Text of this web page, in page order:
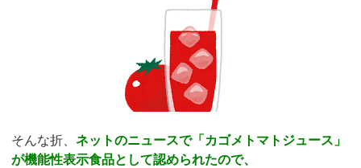
そんな折、ネットのニュースで「カゴメトマトジュース」
が機能性表示食品として認められたので、